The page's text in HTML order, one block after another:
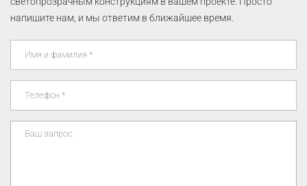
напишите нам, и мы ответим в ближайшее время.